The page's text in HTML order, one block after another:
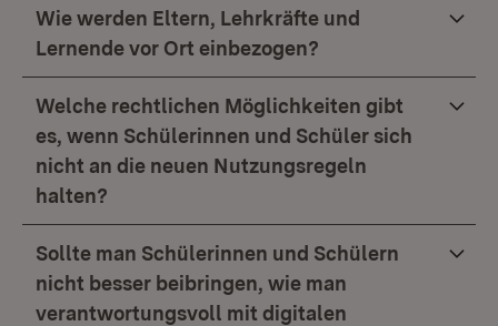
Wie werden Eltern, Lehrkräfte und
Lernende vor Ort einbezogen?
Welche rechtlichen Möglichkeiten gibt
es, wenn Schülerinnen und Schüler sich
nicht an die neuen Nutzungsregeln
halten?
Sollte man Schülerinnen und Schülern
nicht besser beibringen, wie man
verantwortungsvoll mit digitalen